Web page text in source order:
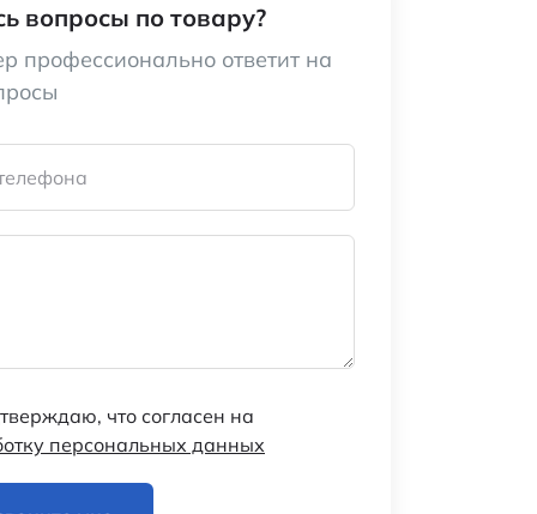
вопросы по товару?
профессионально ответит на
что согласен на
персональных данных